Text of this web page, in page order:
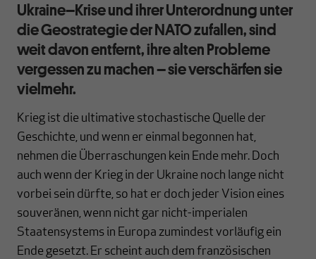
Ukraine–Krise und ihrer Unterordnung unter
die Geostrategie der NATO zufallen, sind
weit davon entfernt, ihre alten Probleme
vergessen zu machen – sie verschärfen sie
vielmehr.
Krieg ist die ultimative stochastische Quelle der
Geschichte, und wenn er einmal begonnen hat,
nehmen die Überraschungen kein Ende mehr. Doch
auch wenn der Krieg in der Ukraine noch lange nicht
vorbei sein dürfte, so hat er doch jeder Vision eines
souveränen, wenn nicht gar nicht-imperialen
Staatensystems in Europa zumindest vorläufig ein
Ende gesetzt. Er scheint auch dem französischen